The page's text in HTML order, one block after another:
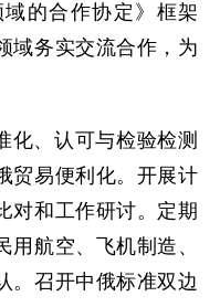
的合作协定》框架
域务实交流合作，为
、认可与检验检测
贸易便利化。开展计
对和工作研讨。定期
航空、飞机制造、
。召开中俄标准双边